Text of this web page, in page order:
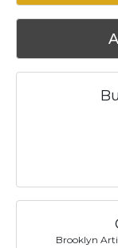
Brooklyn